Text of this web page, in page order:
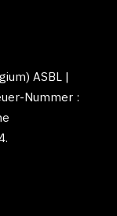
ASBL |
Nummer :